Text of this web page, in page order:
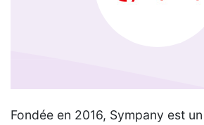
Fondée en 2016, Sympany est